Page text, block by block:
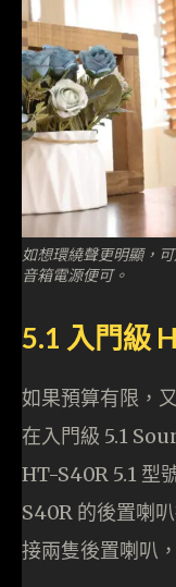
如想環繞聲更明顯，
音箱電源便可。
5.1 入門級
如果預算有限，
在入門級 5.1
HT-S40R 5.1 型
S40R 的後置喇
接兩隻後置喇叭